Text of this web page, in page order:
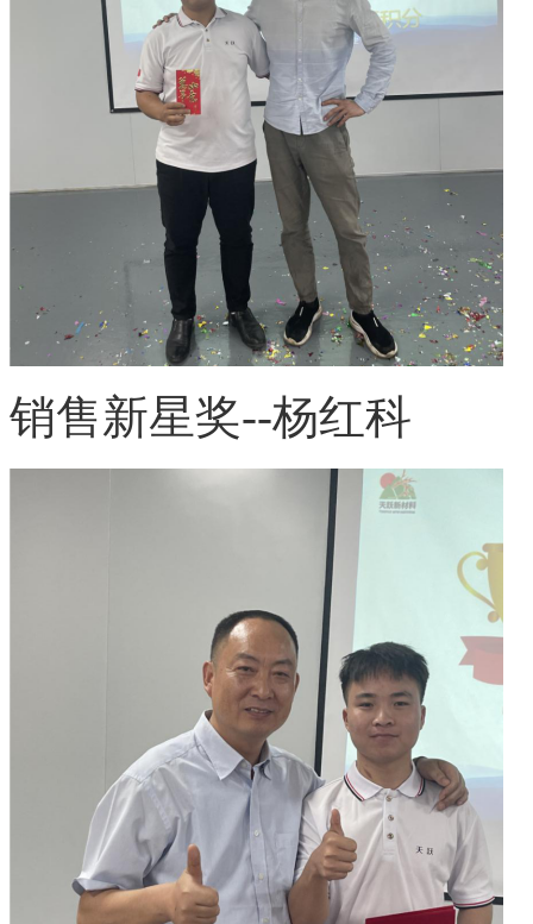
销售新星奖--杨红科